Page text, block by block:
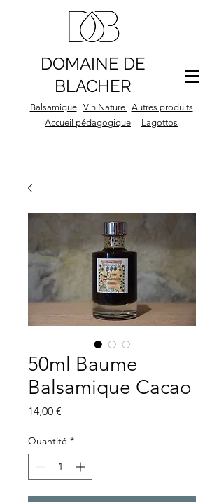
DOMAINE DE
BLACHER
Balsamique Vin Nature Autres produits
Accueil pédagogique
Lagottos
50ml Baume
Balsamique Cacao
14,00 €
Quantité *